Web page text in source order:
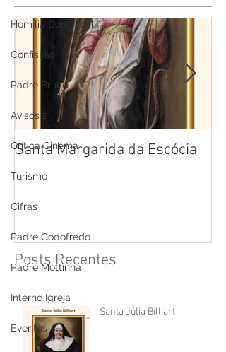
Homilia Dominical
Confissão
Padre Bruno
Avisos 2
Crítica Cinema
Turismo
Cifras
Padre Godofredo
Padre Mottinha
Interno Igreja
Eventos
Santa Margarida da Escócia
Posts Recentes
Santa Júlia Billiart